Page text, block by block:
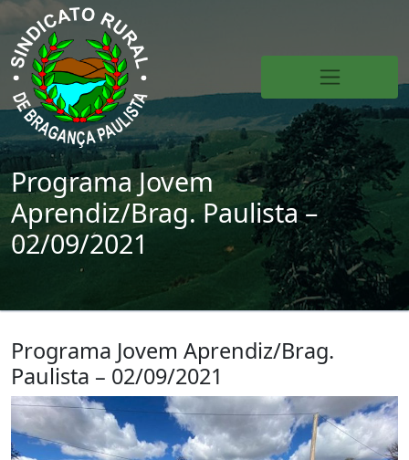
Programa Jovem
Aprendiz/Brag. Paulista –
02/09/2021
Programa Jovem Aprendiz/Brag.
Paulista – 02/09/2021